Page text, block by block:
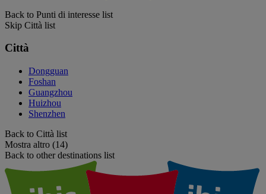
Back to Punti di interesse list
Skip Città list
Città
Dongguan
Foshan
Guangzhou
Huizhou
Shenzhen
Back to Città list
Mostra altro (14)
Back to other destinations list